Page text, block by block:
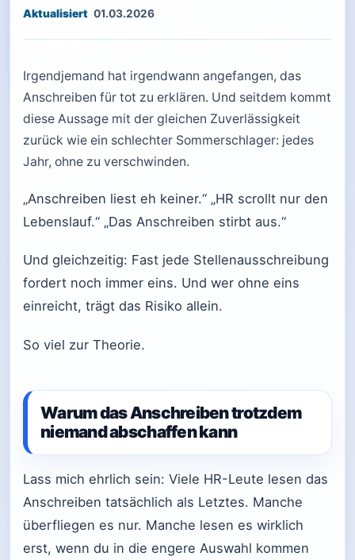
01.03.2026
Irgendjemand hat irgendwann angefangen, das
Anschreiben für tot zu erklären. Und seitdem kommt
diese Aussage mit der gleichen Zuverlässigkeit
zurück wie ein schlechter Sommerschlager: jedes
Jahr, ohne zu verschwinden.
„Anschreiben liest eh keiner.“ „HR scrollt nur den
Lebenslauf.“ „Das Anschreiben stirbt aus.“
Und gleichzeitig: Fast jede Stellenausschreibung
fordert noch immer eins. Und wer ohne eins
einreicht, trägt das Risiko allein.
So viel zur Theorie.
Warum das Anschreiben trotzdem
niemand abschaffen kann
Lass mich ehrlich sein: Viele HR-Leute lesen das
Anschreiben tatsächlich als Letztes. Manche
überfliegen es nur. Manche lesen es wirklich
erst, wenn du in die engere Auswahl kommen